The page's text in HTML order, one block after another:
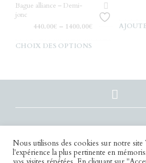
Bague alliance – Demi-
jonc
440.00€ – 1400.00€
CHOIX DES OPTIONS
variations.
Les
options
choisies
sur
Nous utilisons des cookies sur notre
l'expérience la plus pertinente en